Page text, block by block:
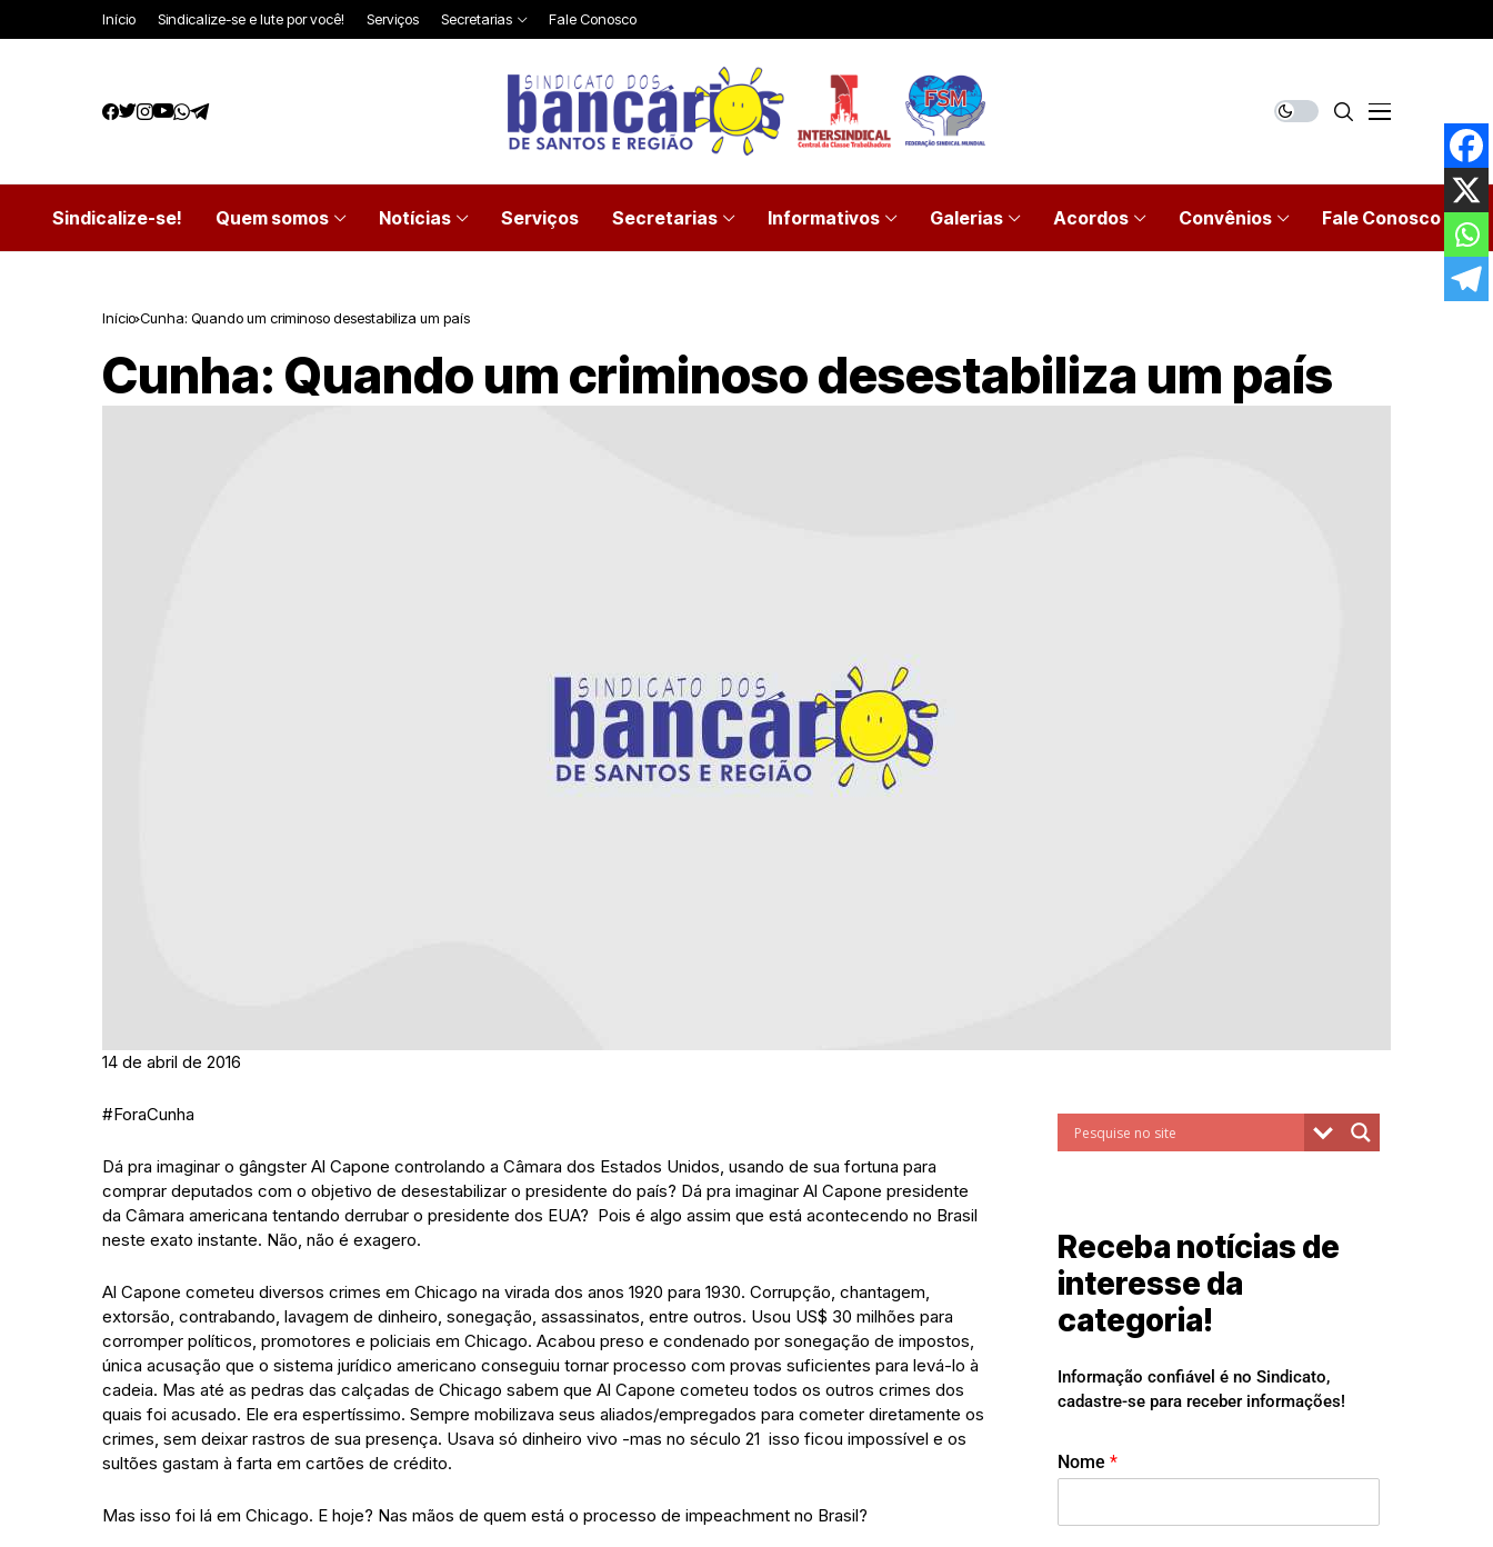
Início Sindicalize-se e lute por você! Serviços Secretarias Fale Conosco
Sindicalize-se! Quem somos Notícias Serviços Secretarias Informativos Galerias Acordos Convênios Fale Conosco
Início Cunha: Quando um criminoso desestabiliza um país
Cunha: Quando um criminoso desestabiliza um país
14 de abril de 2016
#ForaCunha
Dá pra imaginar o gângster Al Capone controlando a Câmara dos Estados Unidos, usando de sua fortuna para
comprar deputados com o objetivo de desestabilizar o presidente do país? Dá pra imaginar Al Capone presidente
da Câmara americana tentando derrubar o presidente dos EUA? Pois é algo assim que está acontecendo no Brasil
neste exato instante. Não, não é exagero.
Al Capone cometeu diversos crimes em Chicago na virada dos anos 1920 para 1930. Corrupção, chantagem,
extorsão, contrabando, lavagem de dinheiro, sonegação, assassinatos, entre outros. Usou US$ 30 milhões para
corromper políticos, promotores e policiais em Chicago. Acabou preso e condenado por sonegação de impostos,
única acusação que o sistema jurídico americano conseguiu tornar processo com provas suficientes para levá-lo à
cadeia. Mas até as pedras das calçadas de Chicago sabem que Al Capone cometeu todos os outros crimes dos
quais foi acusado. Ele era espertíssimo. Sempre mobilizava seus aliados/empregados para cometer diretamente os
crimes, sem deixar rastros de sua presença. Usava só dinheiro vivo -mas no século 21 isso ficou impossível e os
sultões gastam à farta em cartões de crédito.
Mas isso foi lá em Chicago. E hoje? Nas mãos de quem está o processo de impeachment no Brasil?
Receba notícias de
interesse da
categoria!
Informação confiável é no Sindicato,
cadastre-se para receber informações!
Nome *